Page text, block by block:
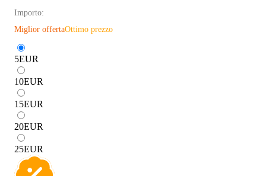
Importo:
Miglior offertaOttimo prezzo
5EUR
10EUR
15EUR
20EUR
25EUR